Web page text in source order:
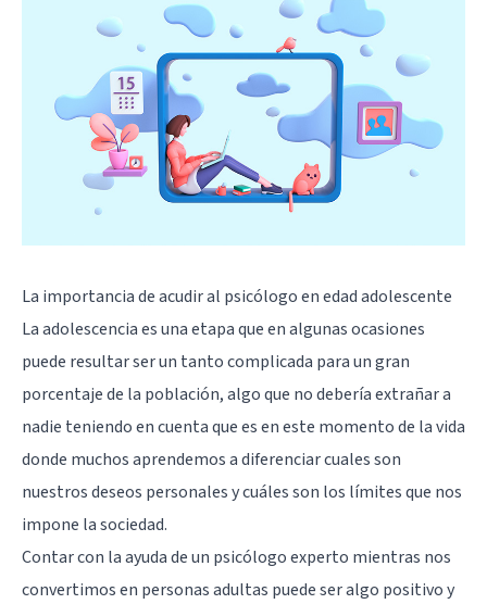
La importancia de acudir al psicólogo en edad adolescente
La adolescenciaes una etapa que en algunas ocasiones
puede resultar ser un tanto complicada para un gran
porcentaje de la población, algo que no debería extrañar a
nadie teniendo en cuenta que es en este momento de la vida
donde muchos aprendemos a diferenciar cuales son
nuestros deseos personales y cuáles son los límites que nos
impone la sociedad.
Contar con la ayuda de un psicólogo experto mientras nos
convertimos en personas adultas puede ser algo positivo y